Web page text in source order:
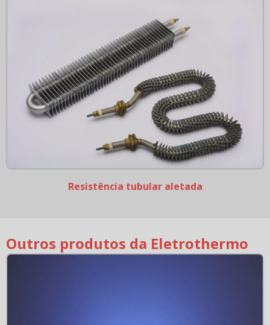
Resistência tubular aletada
Outros produtos da Eletrothermo